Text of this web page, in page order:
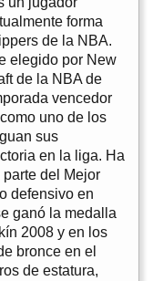
forma
de la NBA.
elegido por New
de la NBA de
vencedor
uno de los
sus
en la liga. Ha
del Mejor
defensivo en
ganó la medalla
2008 y en los
bronce en el
de estatura,